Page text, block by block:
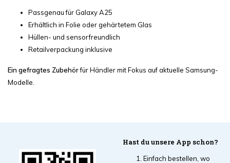
Passgenau für Galaxy A25
Erhältlich in Folie oder gehärtetem Glas
Hüllen- und sensorfreundlich
Retailverpackung inklusive
Ein gefragtes Zubehörfür Händler mit Fokus auf aktuelle Samsung-
Modelle.
Hast du unsere App schon?
Einfach bestellen, wo